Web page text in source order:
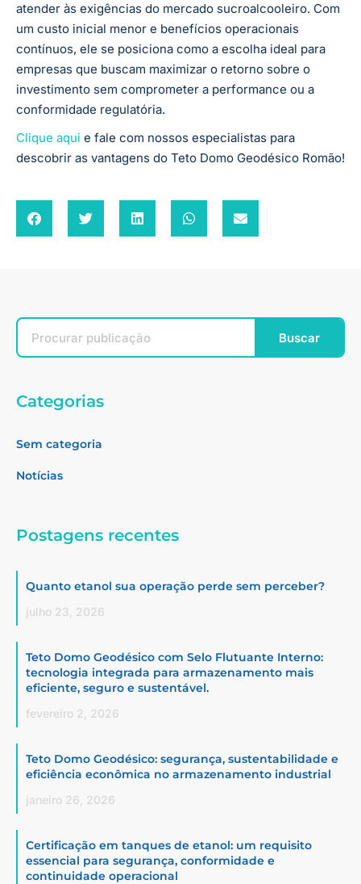
atender às exigências do mercado sucroalcooleiro. Com
um custo inicial menor e benefícios operacionais
contínuos, ele se posiciona como a escolha ideal para
empresas que buscam maximizar o retorno sobre o
investimento sem comprometer a performance ou a
conformidade regulatória.
Clique aqui e fale com nossos especialistas para
descobrir as vantagens do Teto Domo Geodésico Romão!
Buscar
Categorias
Sem categoria
Notícias
Postagens recentes
Quanto etanol sua operação perde sem perceber?
julho 23, 2026
Teto Domo Geodésico com Selo Flutuante Interno:
tecnologia integrada para armazenamento mais
eficiente, seguro e sustentável.
fevereiro 2, 2026
Teto Domo Geodésico: segurança, sustentabilidade e
eficiência econômica no armazenamento industrial
janeiro 26, 2026
Certificação em tanques de etanol: um requisito
essencial para segurança, conformidade e
continuidade operacional